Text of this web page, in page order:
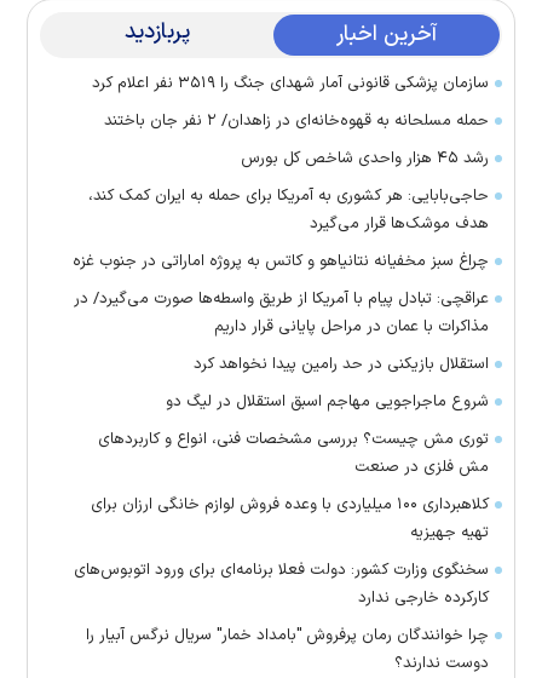
آخرین اخبار پربازدید
سازمان پزشکی قانونی آمار شهدای جنگ را ۳۵۱۹ نفر اعلام کرد
حمله مسلحانه به قهوه‌خانه‌ای در زاهدان/ ۲ نفر جان باختند
رشد ۴۵ هزار واحدی شاخص کل بورس
حاجی‌بابایی: هر کشوری به آمریکا برای حمله به ایران کمک کند،
هدف موشک‌ها قرار می‌گیرد
چراغ سبز مخفیانه نتانیاهو و کاتس به پروژه اماراتی در جنوب غزه
عراقچی: تبادل پیام با آمریکا از طریق واسطه‌ها صورت می‌گیرد/ در
مذاکرات با عمان در مراحل پایانی قرار داریم
استقلال بازیکنی در حد رامین پیدا نخواهد کرد
شروع ماجراجویی مهاجم اسبق استقلال در لیگ دو
توری مش چیست؟ بررسی مشخصات فنی، انواع و کاربردهای
مش فلزی در صنعت
کلاهبرداری ۱۰۰ میلیاردی با وعده فروش لوازم خانگی ارزان برای
تهیه جهیزیه
سخنگوی وزارت کشور: دولت فعلا برنامه‌ای برای ورود اتوبوس‌های
کارکرده خارجی ندارد
چرا خوانندگان رمان پرفروش "بامداد خمار" سریال نرگس آبیار را
دوست ندارند؟